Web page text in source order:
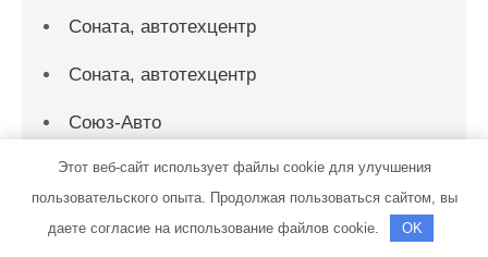
Соната, автотехцентр
Соната, автотехцентр
Союз-Авто
Спорт-Сервис, спортивно-
оздоровительный центр
Этот веб-сайт использует файлы cookie для улучшения
пользовательского опыта. Продолжая пользоваться сайтом, вы
даете согласие на использование файлов cookie.
OK